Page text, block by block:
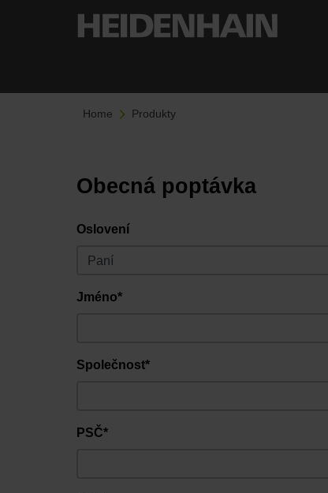
Home Produkty
Obecná poptávka
Oslovení
Jméno*
Společnost*
PSČ*